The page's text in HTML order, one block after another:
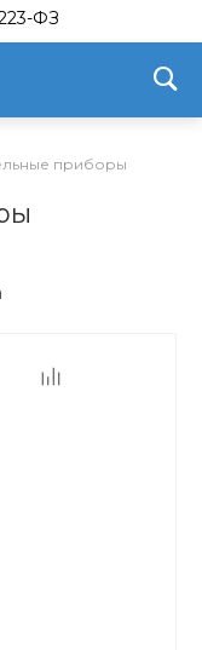
ФЗ
приборы